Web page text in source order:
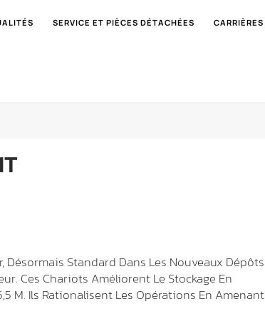
SERVICE ET PIÈCES DÉTACHÉES CARRIÈRES
Standard Dans Les Nouveaux Dépôts
Ces Chariots Améliorent Le Stockage En
M. Ils Rationalisent Les Opérations En Amenant